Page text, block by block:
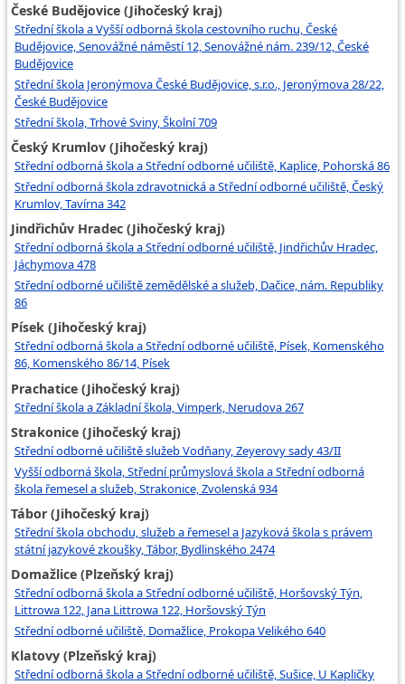
České Budějovice (Jihočeský kraj)
Střední škola a Vyšší odborná škola cestovního ruchu, České
Budějovice, Senovážné náměstí 12, Senovážné nám. 239/12, České
Budějovice
Střední škola Jeronýmova České Budějovice, s.r.o., Jeronýmova 28/22,
České Budějovice
Střední škola, Trhové Sviny, Školní 709
Český Krumlov (Jihočeský kraj)
Střední odborná škola a Střední odborné učiliště, Kaplice, Pohorská 86
Střední odborná škola zdravotnická a Střední odborné učiliště, Český
Krumlov, Tavírna 342
Jindřichův Hradec (Jihočeský kraj)
Střední odborná škola a Střední odborné učiliště, Jindřichův Hradec,
Jáchymova 478
Střední odborné učiliště zemědělské a služeb, Dačice, nám. Republiky
86
Písek (Jihočeský kraj)
Střední odborná škola a Střední odborné učiliště, Písek, Komenského
86, Komenského 86/14, Písek
Prachatice (Jihočeský kraj)
Střední škola a Základní škola, Vimperk, Nerudova 267
Strakonice (Jihočeský kraj)
Střední odborné učiliště služeb Vodňany, Zeyerovy sady 43/II
Vyšší odborná škola, Střední průmyslová škola a Střední odborná
škola řemesel a služeb, Strakonice, Zvolenská 934
Tábor (Jihočeský kraj)
Střední škola obchodu, služeb a řemesel a Jazyková škola s právem
státní jazykové zkoušky, Tábor, Bydlinského 2474
Domažlice (Plzeňský kraj)
Střední odborná škola a Střední odborné učiliště, Horšovský Týn,
Littrowa 122, Jana Littrowa 122, Horšovský Týn
Střední odborné učiliště, Domažlice, Prokopa Velikého 640
Klatovy (Plzeňský kraj)
Střední odborná škola a Střední odborné učiliště, Sušice, U Kapličky